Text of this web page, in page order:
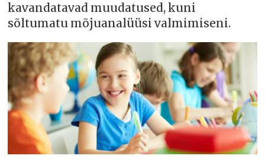
kavandatavad muudatused, kuni
sõltumatu mõjuanalüüsi valmimiseni.